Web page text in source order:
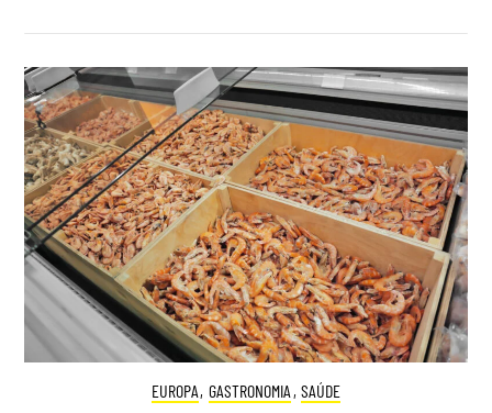
EUROPA, GASTRONOMIA , SAÚDE